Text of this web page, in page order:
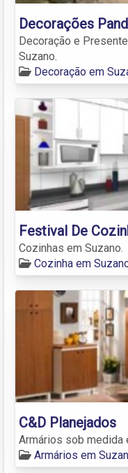
Decorações
Decoração e
Suzano.
Decoração em
Festival De
Cozinhas em Suzano.
Cozinha em
C&D Planejados
Armários sob medida
Armários em